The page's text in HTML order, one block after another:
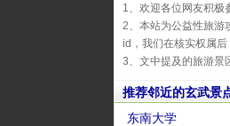
1、欢迎各位网友积极
2、本站为公益性旅游
id，我们在核实权属后
3、文中提及的旅游景
推荐邻近的玄武景
东南大学